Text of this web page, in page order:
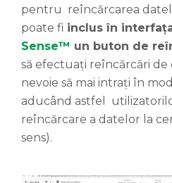
pentru reîncărcarea
poate fi inclus în
Sense™ un buton de
să efectuați reîncărcări de
nevoie să mai intrați în
aducând astfel
reîncărcare a datelor la
sens).